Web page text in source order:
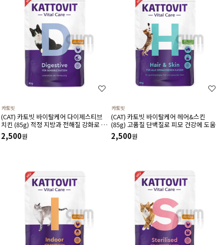
카토빗
(CAT) 카토빗 바이탈케어 다이제스티브
치킨 (85g) 적정 지방과 전해질 강화로 소
화 흡수율을 높이는데 도움
2,500원
카토빗
(CAT) 카토빗 바이탈케어 헤어&스킨
(85g) 고품질 단백질로 피모 건강에 도움
2,500원